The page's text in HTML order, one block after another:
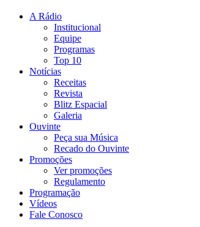
A Rádio
Institucional
Equipe
Programas
Top 10
Notícias
Receitas
Revista
Blitz Espacial
Galeria
Ouvinte
Peça sua Música
Recado do Ouvinte
Promoções
Ver promoções
Regulamento
Programação
Vídeos
Fale Conosco